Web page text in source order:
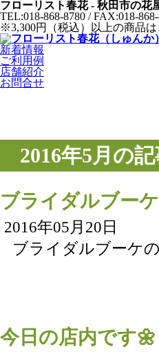
フローリスト春花 - 秋田市の花
TEL:018-868-8780 / FAX:018-
※3,300円（税込）以上の商品
新着情報
ご利用例
店舗紹介
お問合せ
2016年5月の
ブライダルブー
2016年05月20日
ブライダルブーケ
今日の店内です🌼